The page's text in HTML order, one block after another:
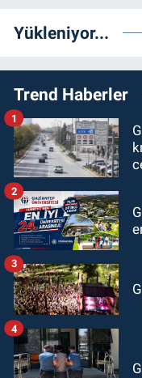
Yükleniyor...
Trend Haberler
1
2
3
4